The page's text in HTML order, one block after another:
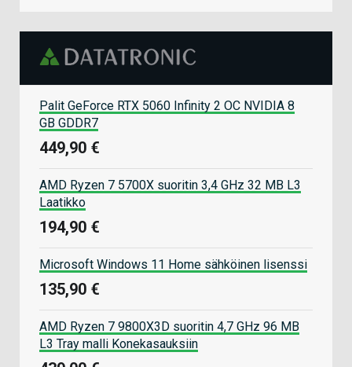
Palit GeForce RTX 5060 Infinity 2 OC NVIDIA 8
GB GDDR7
449,90 €
AMD Ryzen 7 5700X suoritin 3,4 GHz 32 MB L3
Laatikko
194,90 €
Microsoft Windows 11 Home sähköinen lisenssi
135,90 €
AMD Ryzen 7 9800X3D suoritin 4,7 GHz 96 MB
L3 Tray malli Konekasauksiin